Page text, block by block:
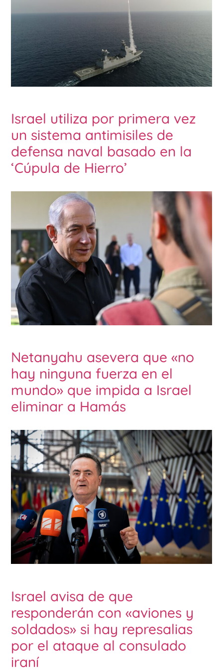
Israel utiliza por primera vez
un sistema antimisiles de
defensa naval basado en la
‘Cúpula de Hierro’
Netanyahu asevera que «no
hay ninguna fuerza en el
mundo» que impida a Israel
eliminar a Hamás
Israel avisa de que
responderán con «aviones y
soldados» si hay represalias
por el ataque al consulado
iraní